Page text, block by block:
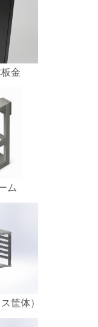
金
ム
筐体）